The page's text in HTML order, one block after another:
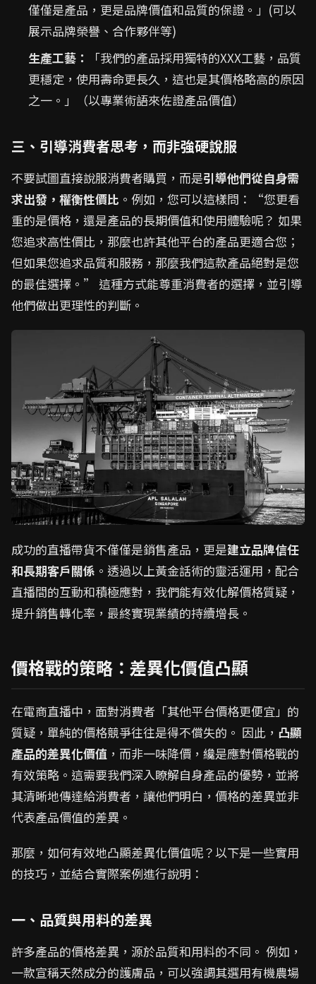
僅僅是產品，更是品牌價值和品質的保證。」(可以
展示品牌榮譽、合作夥伴等)
生產工藝：
「我們的產品採用獨特的XXX工藝，品質
更穩定，使用壽命更長久，這也是其價格略高的原因
之一。」（以專業術語來佐證產品價值）
三、引導消費者思考，而非強硬說服
不要試圖直接說服消費者購買，而是引導他們從自身需
求出發，權衡性價比 。例如，您可以這樣問：“您更看
重的是價格，還是產品的長期價值和使用體驗呢？ 如果
您追求高性價比，那麼也許其他平台的產品更適合您；
但如果您追求品質和服務，那麼我們這款產品絕對是您
的最佳選擇。” 這種方式能尊重消費者的選擇，並引導
他們做出更理性的判斷。
成功的直播帶貨不僅僅是銷售產品，更是建立品牌信任
和長期客戶關係 。透過以上黃金話術的靈活運用，配合
直播間的互動和積極應對，我們能有效化解價格質疑，
提升銷售轉化率，最終實現業績的持續增長。
價格戰的策略：差異化價值凸顯
在電商直播中，面對消費者「其他平台價格更便宜」的
質疑，單純的價格競爭往往是得不償失的。 因此， 凸顯
產品的差異化價值 ，而非一味降價，纔是應對價格戰的
有效策略。這需要我們深入瞭解自身產品的優勢，並將
其清晰地傳達給消費者，讓他們明白，價格的差異並非
代表產品價值的差異。
那麼，如何有效地凸顯差異化價值呢？以下是一些實用
的技巧，並結合實際案例進行說明：
一、品質與用料的差異
許多產品的價格差異，源於品質和用料的不同。 例如，
一款宣稱天然成分的護膚品，可以強調其選用有機農場